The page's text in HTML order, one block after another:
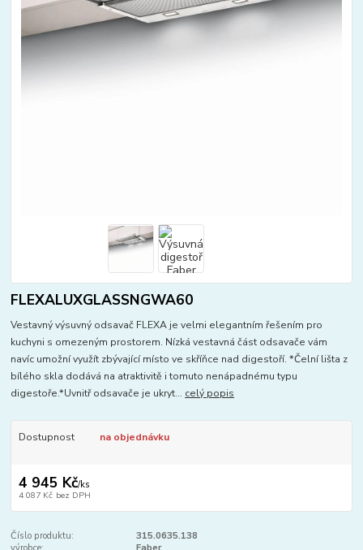
FLEXALUXGLASSNGWA60
Vestavný výsuvný odsavač FLEXA je velmi elegantním řešením pro
kuchyni s omezeným prostorem. Nízká vestavná část odsavače vám
navíc umožní využít zbývající místo ve skříňce nad digestoří. *Čelní lišta z
bílého skla dodává na atraktivitě i tomuto nenápadnému typu
digestoře.*Uvnitř odsavače je ukryt... celý popis
Dostupnost na objednávku
4 945 Kč/ks
4 087 Kč bez DPH
Číslo produktu:
315.0635.138